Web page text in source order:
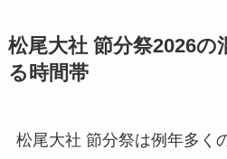
松尾大社 節分祭2026の
る時間帯
松尾大社 節分祭は例年多く